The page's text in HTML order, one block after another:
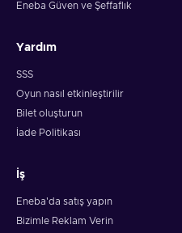
Eneba Güven ve Şeffaflık
Yardım
SSS
Oyun nasıl etkinleştirilir
Bilet oluşturun
İade Politikası
İş
Eneba'da satış yapın
Bizimle Reklam Verin